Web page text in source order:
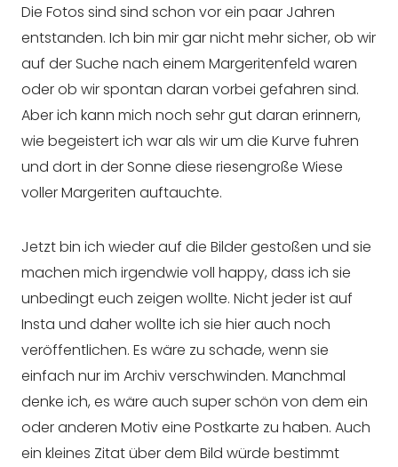
Die Fotos sind sind schon vor ein paar Jahren
entstanden. Ich bin mir gar nicht mehr sicher, ob wir
auf der Suche nach einem Margeritenfeld waren
oder ob wir spontan daran vorbei gefahren sind.
Aber ich kann mich noch sehr gut daran erinnern,
wie begeistert ich war als wir um die Kurve fuhren
und dort in der Sonne diese riesengroße Wiese
voller Margeriten auftauchte.
Jetzt bin ich wieder auf die Bilder gestoßen und sie
machen mich irgendwie voll happy, dass ich sie
unbedingt euch zeigen wollte. Nicht jeder ist auf
Insta und daher wollte ich sie hier auch noch
veröffentlichen. Es wäre zu schade, wenn sie
einfach nur im Archiv verschwinden. Manchmal
denke ich, es wäre auch super schön von dem ein
oder anderen Motiv eine Postkarte zu haben. Auch
ein kleines Zitat über dem Bild würde bestimmt